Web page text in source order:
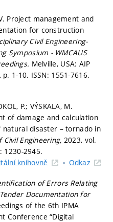
Project management and
for construction
Civil Engineering-
Symposium - WMCAUS
Melville, USA: AIP
p. 1-10. ISSN: 1551-7616.
P.; VÝSKALA, M.
of damage and calculation
disaster – tornado in
Civil Engineering, 2023, vol.
1230-2945.
knihovně Odkaz
of Errors Relating
Documentation for
of the 6th IPMA
Conference “Digital